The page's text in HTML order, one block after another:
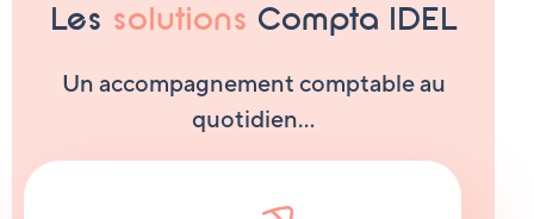
Les solutions Compta IDEL
Un accompagnement comptable au
quotidien…